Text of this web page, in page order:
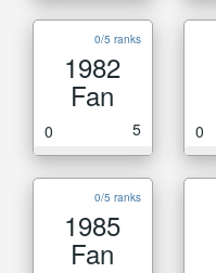
0/5 ranks
1982
Fan
0 5 0
0/5 ranks
1985
Fan